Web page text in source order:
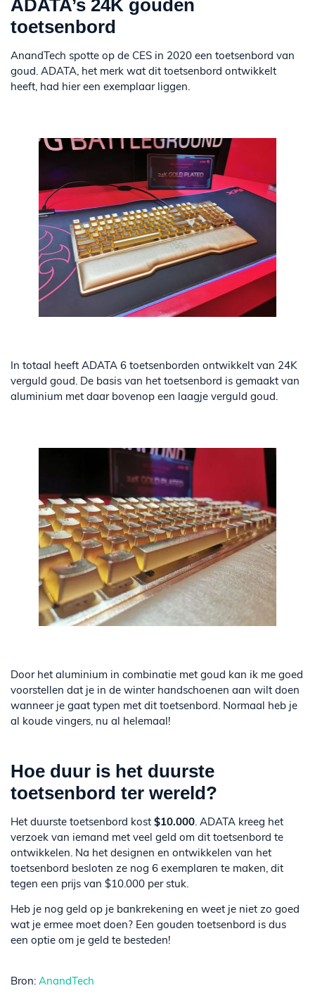
ADATA’s 24K gouden
toetsenbord
AnandTech spotte op de CES in 2020 een toetsenbord van
goud. ADATA, het merk wat dit toetsenbord ontwikkelt
heeft, had hier een exemplaar liggen.
In totaal heeft ADATA 6 toetsenborden ontwikkelt van 24K
verguld goud. De basis van het toetsenbord is gemaakt van
aluminium met daar bovenop een laagje verguld goud.
Door het aluminium in combinatie met goud kan ik me goed
voorstellen dat je in de winter handschoenen aan wilt doen
wanneer je gaat typen met dit toetsenbord. Normaal heb je
al koude vingers, nu al helemaal!
Hoe duur is het duurste
toetsenbord ter wereld?
Het duurste toetsenbord kost $10.000. ADATA kreeg het
verzoek van iemand met veel geld om dit toetsenbord te
ontwikkelen. Na het designen en ontwikkelen van het
toetsenbord besloten ze nog 6 exemplaren te maken, dit
tegen een prijs van $10.000 per stuk.
Heb je nog geld op je bankrekening en weet je niet zo goed
wat je ermee moet doen? Een gouden toetsenbord is dus
een optie om je geld te besteden!
Bron: AnandTech